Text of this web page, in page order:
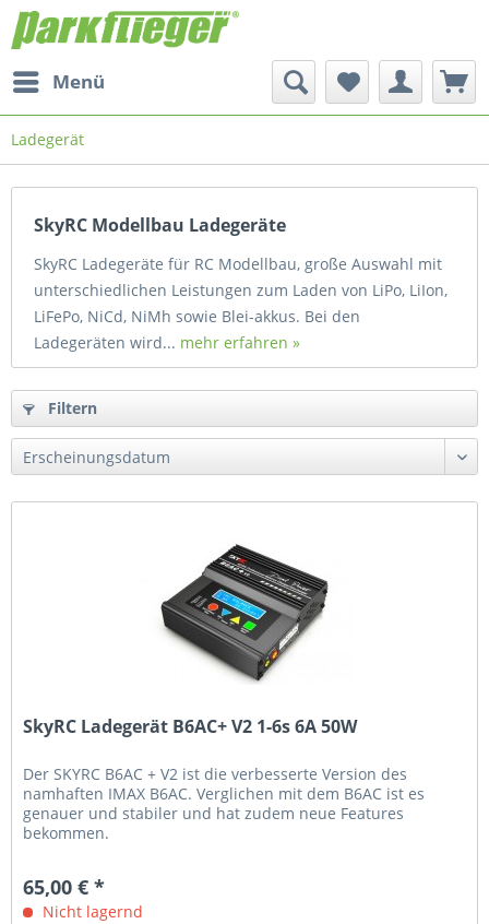
Menü
Ladegerät
SkyRC Modellbau Ladegeräte
SkyRC Ladegeräte für RC Modellbau, große Auswahl mit
unterschiedlichen Leistungen zum Laden von LiPo, LiIon,
LiFePo, NiCd, NiMh sowie Blei-akkus. Bei den
Ladegeräten wird... mehr erfahren »
Filtern
SkyRC Ladegerät B6AC+ V2 1-6s 6A 50W
Der SKYRC B6AC + V2 ist die verbesserte Version des
namhaften IMAX B6AC. Verglichen mit dem B6AC ist es
genauer und stabiler und hat zudem neue Features
bekommen.
65,00 € *
Nicht lagernd